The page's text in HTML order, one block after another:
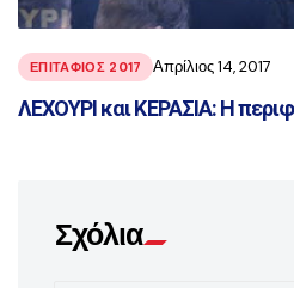
ΕΠΙΤΑΦΙΟΣ 2017 Απρίλιος 14, 2017
ΛΕΧΟΥΡΙ και ΚΕΡΑΣΙΑ: Η
Σχόλια